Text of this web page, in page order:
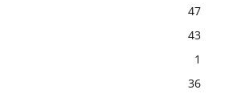
47
43
1
36